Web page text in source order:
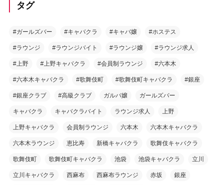
タグ
#ガールズバー #キャバクラ #キャバ嬢 #ホステス
#ラウンジ #ラウンジバイト #ラウンジ嬢 #ラウンジ求人
#上野 #上野キャバクラ #会員制ラウンジ #六本木
#六本木キャバクラ #歌舞伎町 #歌舞伎町キャバクラ #銀座
#銀座クラブ #高級クラブ ガルバ嬢 ガールズバー
キャバクラ キャバクラバイト ラウンジ求人 上野
上野キャバクラ 会員制ラウンジ 六本木 六本木キャバクラ
六本木ラウンジ 恵比寿 新橋キャバクラ 歌舞伎キャバクラ
歌舞伎町 歌舞伎町キャバクラ 池袋 池袋キャバクラ 立川
立川キャバクラ 西麻布 西麻布ラウンジ 赤坂 銀座